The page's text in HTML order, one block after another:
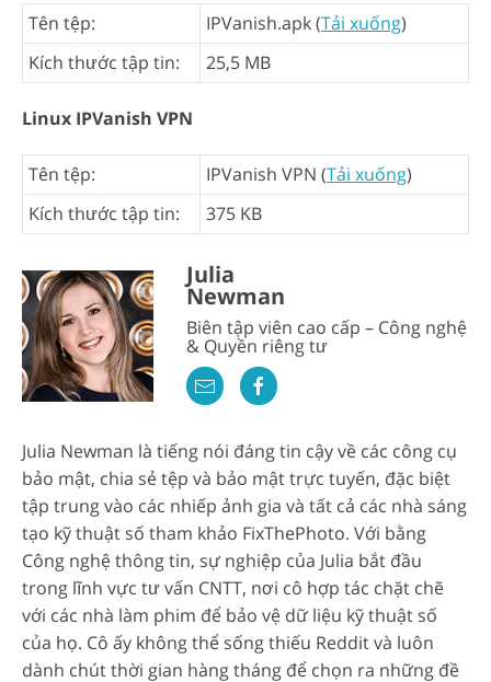
Tên tệp: IPVanish.apk (Tải xuống)
Kích thước tập tin:
25,5 MB
Linux IPVanish VPN
Tên tệp: IPVanish VPN (Tải xuống)
Kích thước tập tin:
375 KB
Julia
Newman
Biên tập viên cao cấp – Công nghệ
& Quyền riêng tư
Julia Newman là tiếng nói đáng tin cậy về các công cụ
bảo mật, chia sẻ tệp và bảo mật trực tuyến, đặc biệt
tập trung vào các nhiếp ảnh gia và tất cả các nhà sáng
tạo kỹ thuật số tham khảo FixThePhoto. Với bằng
Công nghệ thông tin, sự nghiệp của Julia bắt đầu
trong lĩnh vực tư vấn CNTT, nơi cô hợp tác chặt chẽ
với các nhà làm phim để bảo vệ dữ liệu kỹ thuật số
của họ. Cô ấy không thể sống thiếu Reddit và luôn
dành chút thời gian hàng tháng để chọn ra những đề